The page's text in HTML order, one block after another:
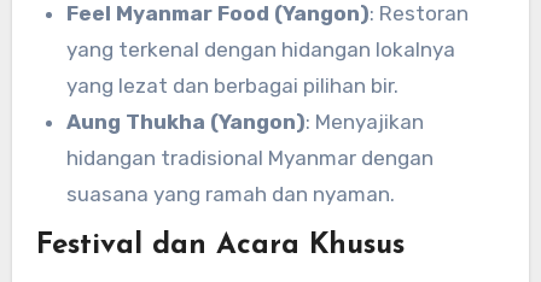
Feel Myanmar Food (Yangon): Restoran
yang terkenal dengan hidangan lokalnya
yang lezat dan berbagai pilihan bir.
Aung Thukha (Yangon): Menyajikan
hidangan tradisional Myanmar dengan
suasana yang ramah dan nyaman.
Festival dan Acara Khusus